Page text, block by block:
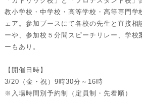
教小学校・中学校・高等学校・高等専門学
ェア。参加ブースにて各校の先生と直接相
ーや、参加校５分間スピーチリレー、学校
ーもあり。
【開催日時】
3/20（金・祝）9時30分～16時
※入場時間別予約制（定員制・先着順）